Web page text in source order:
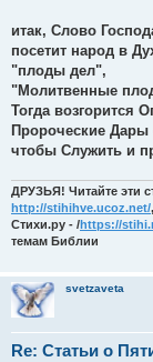
итак, Слово
посетит народ в
"плоды дел",
"Молитвенные
Тогда возгорится
Пророческие Дары
чтобы Служить и
ДРУЗЬЯ! Читайте эти
http://stihihve.ucoz.net/
Стихи.ру - /https://
темам Библии
svetzaveta
Re: Статьи о